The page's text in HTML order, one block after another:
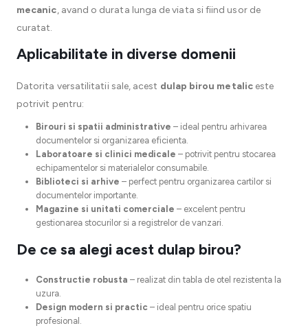
mecanic, avand o durata lunga de viata si fiind usor de
curatat.
Aplicabilitate in diverse domenii
Datorita versatilitatii sale, acest dulap birou metaliceste
potrivit pentru:
Birouri si spatii administrative – ideal pentru arhivarea
documentelor si organizarea eficienta.
Laboratoare si clinici medicale – potrivit pentru stocarea
echipamentelor si materialelor consumabile.
Biblioteci si arhive – perfect pentru organizarea cartilor si
documentelor importante.
Magazine si unitati comerciale – excelent pentru
gestionarea stocurilor si a registrelor de vanzari.
De ce sa alegi acest dulap birou?
Constructie robusta – realizat din tabla de otel rezistenta la
uzura.
Design modern si practic– ideal pentru orice spatiu
profesional.